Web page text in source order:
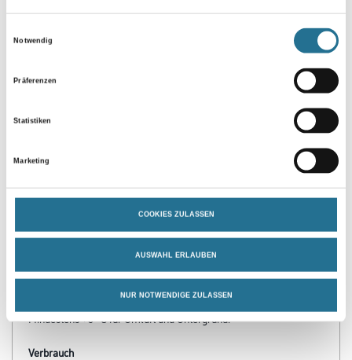
Notwendig
Präferenzen
Statistiken
Marketing
COOKIES ZULASSEN
AUSWAHL ERLAUBEN
NUR NOTWENDIGE ZULASSEN
PRODUKTEIGENSCHAFTEN
- Alkalibeständig
- Schwer entflammbar im System nach DIN 4102, B1
Verarbeitungstemp./Luftfeuchte
Mindestens +5 °C für Umluft und Untergrund.
Verbrauch